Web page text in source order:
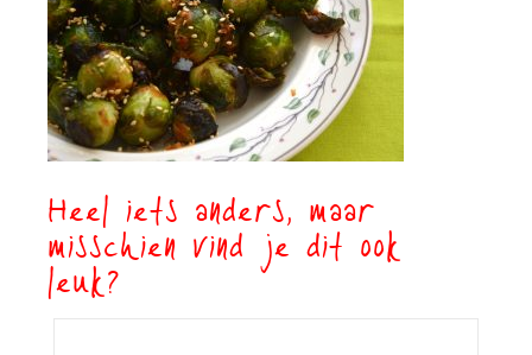
Heel iets anders, maar
misschien vind je dit ook
leuk?